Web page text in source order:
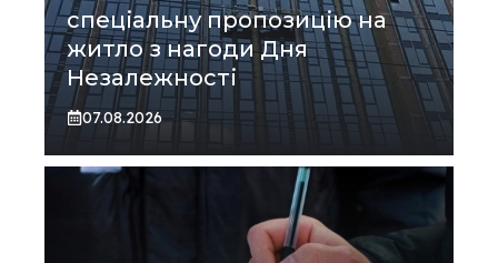
спеціальну пропозицію на
житло з нагоди Дня
Незалежності
07.08.2026